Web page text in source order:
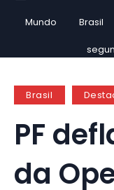
Mundo Brasil
Brasil
PF
da